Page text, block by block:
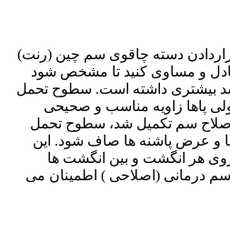
قراردادن دسته چاقوی سم چین (رنت)
و مساوی کنید تا مشخص شود
رشد بیشتری داشته است. سطوح تحمل
پاها زاویه مناسب و صحیحی
اصلاح سم تکمیل شد، سطوح تحمل
و عرض پاشنه ها صاف شود. این
هر انگشت و بین انگشت ها
سم درمانی (اصلاحی ) اطمینان می